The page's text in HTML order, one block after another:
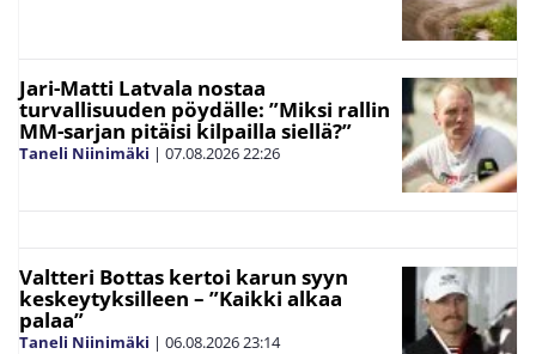
Jari-Matti Latvala nostaa
turvallisuuden pöydälle: ”Miksi rallin
MM-sarjan pitäisi kilpailla siellä?”
Taneli Niinimäki | 07.08.202622:26
Valtteri Bottas kertoi karun syyn
keskeytyksilleen – ”Kaikki alkaa
palaa”
Taneli Niinimäki | 06.08.202623:14